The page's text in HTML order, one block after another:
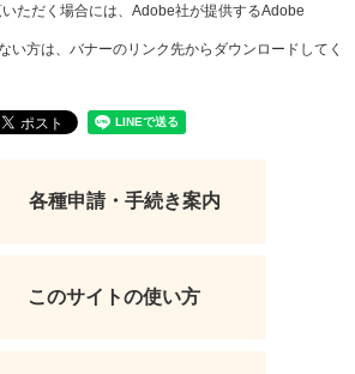
ただく場合には、Adobe社が提供するAdobe
い方は、バナーのリンク先からダウンロードしてく
各種申請・手続き案内
このサイトの使い方